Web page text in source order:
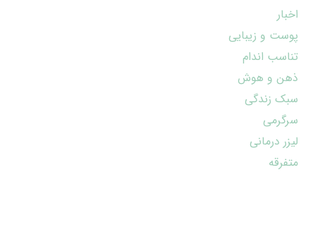
اخبار
پوست و زیبایی
تناسب اندام
ذهن و هوش
سبک زندگی
سرگرمی
لیزر درمانی
متفرقه